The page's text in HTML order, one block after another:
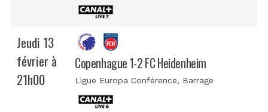
Jeudi 13
février à
21h00
Copenhague 1-2 FC Heidenheim
Ligue Europa Conférence, Barrage